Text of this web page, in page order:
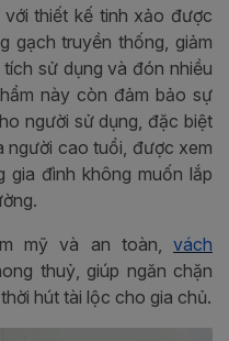
thiết kế tinh xảo được
gạch truyền thống, giảm
sử dụng và đón nhiều
này còn đảm bảo sự
người sử dụng, đặc biệt
người cao tuổi, được xem
đình không muốn lắp
mỹ và an toàn, vách
thuỷ, giúp ngăn chặn
hút tài lộc cho gia chủ.